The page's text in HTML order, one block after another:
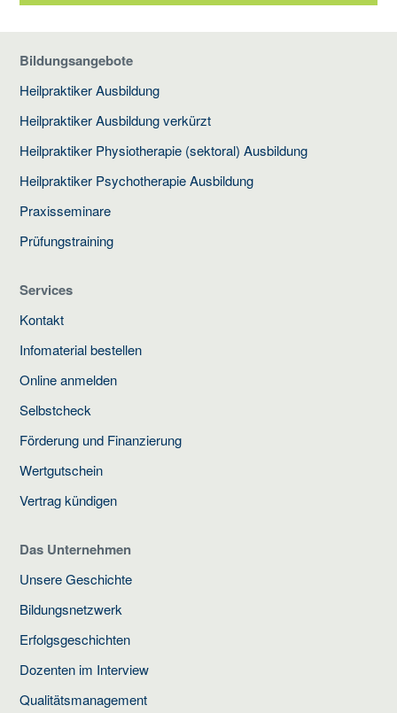
Bildungsangebote
Heilpraktiker Ausbildung
Heilpraktiker Ausbildung verkürzt
Heilpraktiker Physiotherapie (sektoral) Ausbildung
Heilpraktiker Psychotherapie Ausbildung
Praxisseminare
Prüfungstraining
Services
Kontakt
Infomaterial bestellen
Online anmelden
Selbstcheck
Förderung und Finanzierung
Wertgutschein
Vertrag kündigen
Das Unternehmen
Unsere Geschichte
Bildungsnetzwerk
Erfolgsgeschichten
Dozenten im Interview
Qualitätsmanagement